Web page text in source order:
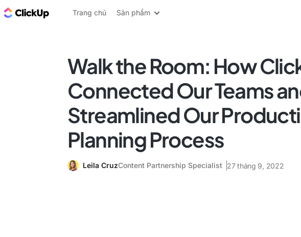
ClickUp Blog
Trang chủ Sản phẩm
Walk the Room: How
Connected Our Teams
Streamlined Our
Planning Process
Leila CruzContent Partnership Specialist 27 tháng 9, 2022